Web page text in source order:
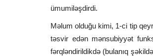
ümumiləşdirdi.
Məlum olduğu kimi, 1-ci tip
təsvir edən mənsubiyyət
fərqləndirildikdə (bulanıq